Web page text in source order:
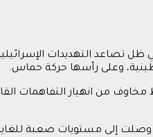
التهديدات
وعلى رأسها حركة حماس.
من انهيار التفاهمات
إلى مستويات صعبة